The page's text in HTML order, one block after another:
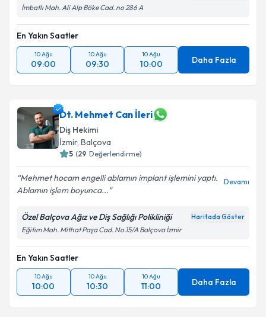
İmbatlı Mah. Ali Alp Böke Cad. no 286 A
En Yakın Saatler
10 Ağu
09:00
10 Ağu
09:30
10 Ağu
10:00 Daha Fazla
Dt. Mehmet Can İleri
Diş Hekimi
İzmir, Balçova
5 (29 Değerlendirme)
Mehmet hocam engelli ablamın implant işlemini yaptı.
Ablamın işlem boyunca...
Devamı
Özel Balçova Ağız ve Diş Sağlığı Polikliniği Haritada Göster
Eğitim Mah. Mithat Paşa Cad. No.15/A Balçova İzmir
En Yakın Saatler
10 Ağu
10:00
10 Ağu
10:30
10 Ağu
11:00 Daha Fazla